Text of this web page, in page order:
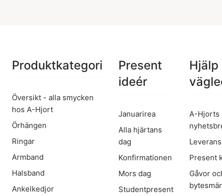
Produktkategori
Översikt - alla smycken
hos A-Hjort
Örhängen
Ringar
Armband
Halsband
Ankelkedjor
Present
ideér
Januarirea
Alla hjärtans
dag
Konfirmationen
Mors dag
Studentpresent
Hjälp
A-Hjorts
Leverans
Present
Gåvor